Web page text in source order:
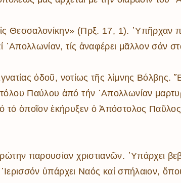
Εκκλησιαστική
Φιλόπτωχο
Θεῖον Κήρυγμα
Αἴθουσες –
Κέντρα
Ραδιοφωνικός
Ποιμαντική Διακονία
Ἐργαστήριο
Βυζαντινή
Σχολές
Tεχνῶν
Περιφέρειες
Θεσσαλονίκην» (Πρξ. 17, 1).
᾿Απολλωνίαν, τίς ἀναφέρει μᾶλλον
ὁδοῦ, νοτίως τῆς λίμνης Βόλβης.
Παύλου ἀπό τήν ᾿Απολλωνίαν
ὁποῖον ἐκήρυξεν ὁ Ἀπόστολος Παῦλος
παρουσίαν χριστιανῶν. ῾Υπάρχει
ὑπάρχει Ναός καί σπήλαιον,